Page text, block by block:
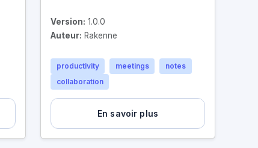
Version: 1.0.0
Auteur: Rakenne
productivity meetings
notes
collaboration
En savoir plus